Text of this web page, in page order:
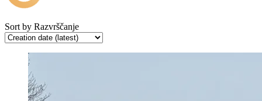
Sort by Razvrščanje